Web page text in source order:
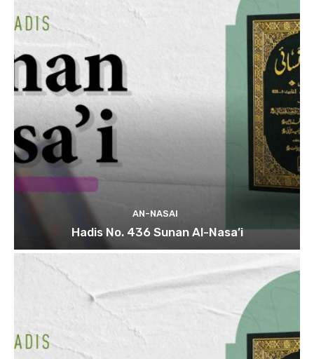
AN-NASAI
Hadis No. 436 Sunan Al-Nasa’i